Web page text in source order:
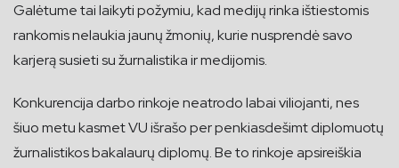
Galėtume tai laikyti požymiu, kad medijų rinka ištiestomis
rankomis nelaukia jaunų žmonių, kurie nusprendė savo
karjerą susieti su žurnalistika ir medijomis.
Konkurencija darbo rinkoje neatrodo labai viliojanti, nes
šiuo metu kasmet VU išrašo per penkiasdešimt diplomuotų
žurnalistikos bakalaurų diplomų. Be to rinkoje apsireiškia